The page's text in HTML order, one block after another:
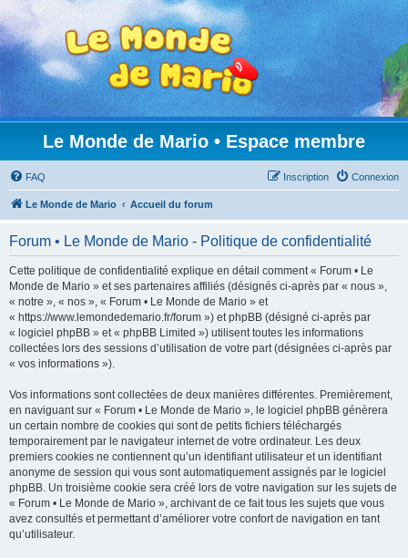
Le Monde de Mario • Espace membre
FAQ Connexion
Inscription
Le Monde de Mario Accueil du forum
Forum • Le Monde de Mario - Politique de confidentialité
Cette politique de confidentialité explique en détail comment « Forum • Le
Monde de Mario » et ses partenaires affiliés (désignés ci-après par « nous »,
« notre », « nos », « Forum • Le Monde de Mario » et
« https://www.lemondedemario.fr/forum ») et phpBB (désigné ci-après par
« logiciel phpBB » et « phpBB Limited ») utilisent toutes les informations
collectées lors des sessions d’utilisation de votre part (désignées ci-après par
« vos informations »).
Vos informations sont collectées de deux manières différentes. Premièrement,
en naviguant sur « Forum • Le Monde de Mario », le logiciel phpBB génèrera
un certain nombre de cookies qui sont de petits fichiers téléchargés
temporairement par le navigateur internet de votre ordinateur. Les deux
premiers cookies ne contiennent qu’un identifiant utilisateur et un identifiant
anonyme de session qui vous sont automatiquement assignés par le logiciel
phpBB. Un troisième cookie sera créé lors de votre navigation sur les sujets de
« Forum • Le Monde de Mario », archivant de ce fait tous les sujets que vous
avez consultés et permettant d’améliorer votre confort de navigation en tant
qu’utilisateur.